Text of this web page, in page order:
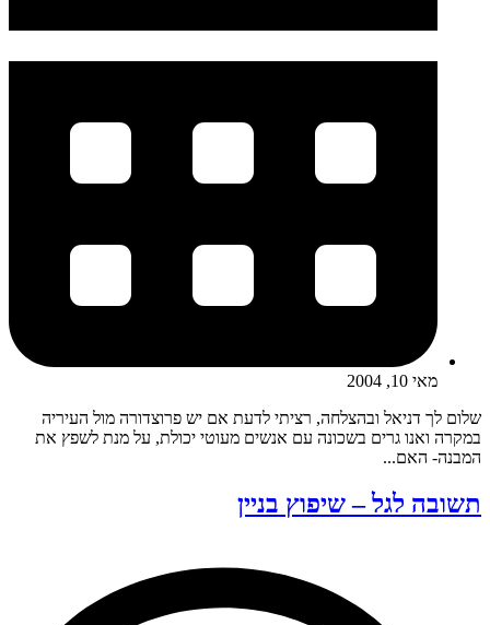
מאי 10, 2004
שלום לך דניאל ובהצלחה, רציתי לדעת אם יש פרוצדורה מול העיריה
במקרה ואנו גרים בשכונה עם אנשים מעוטי יכולת, על מנת לשפץ את
המבנה- האם...
תשובה לגל – שיפוץ בניין